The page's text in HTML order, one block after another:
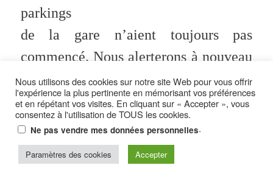
parkings
de la gare n’aient toujours pas
commencé. Nous alerterons à nouveau
M. Parlanti
sur l’urgence de la situation : le
nombre de voyageurs a beaucoup
augmenté, il faudrait pouvoir y faire
face !
Nous utilisons des cookies sur notre site Web pour vous offrir
l'expérience la plus pertinente en mémorisant vos préférences
et en répétant vos visites. En cliquant sur « Accepter », vous
consentez à l'utilisation de TOUS les cookies.
Ne pas vendre mes données personnelles.
Paramètres des cookies Accepter